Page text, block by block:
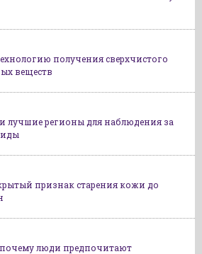
получения сверхчистого
веществ
лучшие регионы для наблюдения за
признак старения кожи до
почему люди предпочитают